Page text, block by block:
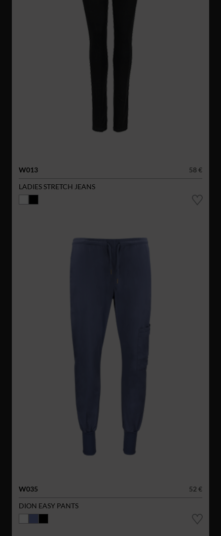
W013
58 €
LADIES STRETCH JEANS
W035
52 €
DION EASY PANTS